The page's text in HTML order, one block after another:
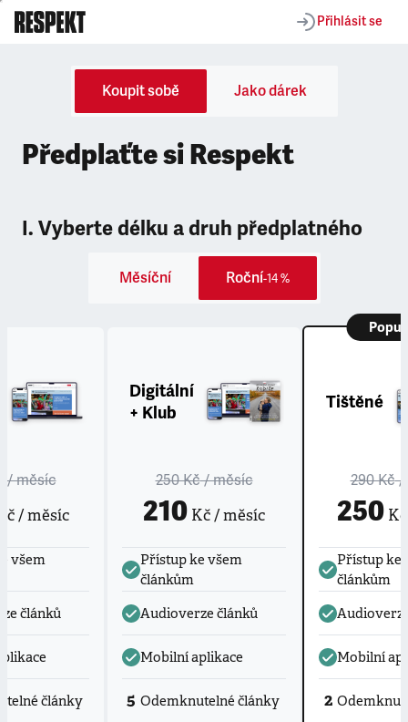
Přihlásit se
Koupit sobě Jako dárek
Předplaťte si Respekt
I. Vyberte délku a druh předplatného
Měsíční Roční-14 %
/ měsíc
/ měsíc
všem
článků
články
Digitální
+ Klub
250 Kč/ měsíc
210 Kč / měsíc
Přístup ke všem
článkům
Audioverze článků
Mobilní aplikace
5 Odemknutelné články
Tištěné
290 Kč/
250Kč
Přístup ke
článkům
Mobilní
2